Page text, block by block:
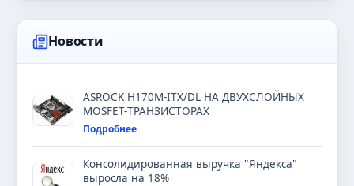
Новости
ASROCK H170M-ITX/DL НА ДВУХСЛОЙНЫХ
MOSFET-ТРАНЗИСТОРАХ
Подробнее
Консолидированная выручка "Яндекса"
выросла на 18%